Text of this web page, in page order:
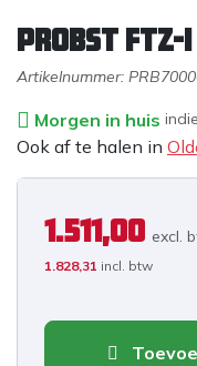
PROBST
Artikelnummer:
Morgen in huis
Ook af te halen in
1.511,00 excl. b
1.828,31 incl. btw